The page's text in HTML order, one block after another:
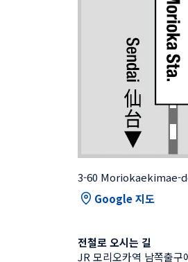
3-60 Moriokaekimae-
Google 지도
전철로 오시는 길
JR 모리오카역 남쪽출구